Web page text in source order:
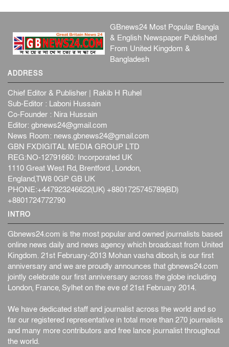
ইসলাম ও জীবন ৭ আগস্ট, ২০২৬
সিলেটের কন্যা মোহিনী রশিদ এনওয়াইপিডির উচ্চপদস্থ কর্মকর্তা
আজ থেকে সবার জন্য উন্মুক্ত জুলাই স্মৃতি জাদুঘর
জাতীয়
ফের বন্যার আশঙ্কা, ১০ জেলায় সতর্কতা
জাতীয়
জুলাইয়ের কৃতিত্ব নেওয়ার জন্য সবাই প্রতিযোগিতায় নেমেছে :
স্বর...
জাতীয়
ফ্যাসিবাদবিরোধী আন্দোলনে হত্যাকাণ্ডের বিচার হবে স্বচ্ছ, নিরপ...
GBnews24 Most Popular Bangla
& English Newspaper Published
From United Kingdom &
Bangladesh
ADDRESS
Chief Editor & Publisher | Rakib H Ruhel
Sub-Editor : Laboni Hussain
Co-Founder : Nira Hussain
Editor: gbnews24@gmail.com
News Room: news.gbnews24@gmail.com
GBN FXDIGITAL MEDIA GROUP LTD
REG:NO-12791660: Incorporated UK
1110 Great West Rd, Brentford , London,
England,TW8 0GP GB UK
PHONE:+447923246622(UK) +8801725745789(BD)
+8801724772790
INTRO
Gbnews24.com is the most popular and owned journalists based
online news daily and news agency which broadcast from United
Kingdom. 21st February-2013 Mohan vasha dibosh, is our first
anniversary and we are proudly announces that gbnews24.com
jointly celebrate our first anniversary across the globe including
London, France, Sylhet on the eve of 21st February 2014.
We have dedicated staff and journalist across the world and so
far our registered representative in total more than 270 journalists
and many more contributors and free lance journalist throughout
the world.